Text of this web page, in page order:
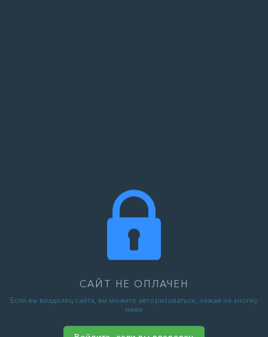
САЙТ НЕ ОПЛАЧЕН
Если вы владелец сайта, вы можете авторизоваться, нажав на кнопку
ниже